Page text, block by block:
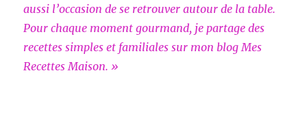
aussi l’occasion de se retrouver autour de la table.
Pour chaque moment gourmand, je partage des
recettes simples et familiales sur mon blog Mes
Recettes Maison. »